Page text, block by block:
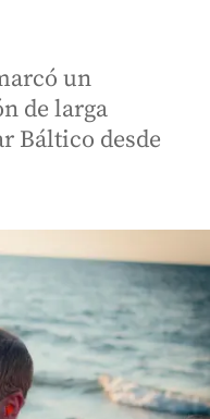
un
de larga
Báltico desde